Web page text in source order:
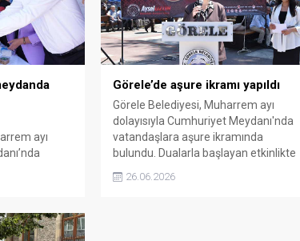
ayı
aşure
ve
Görele’de aşure ikramı yapıldı
Görele Belediyesi, Muharrem ayı
dolayısıyla Cumhuriyet Meydanı'nda
vatandaşlara aşure ikramında
bulundu. Dualarla başlayan etkinlikte
birlik, beraberlik ve paylaşma
mesajları verildi.
26.06.2026